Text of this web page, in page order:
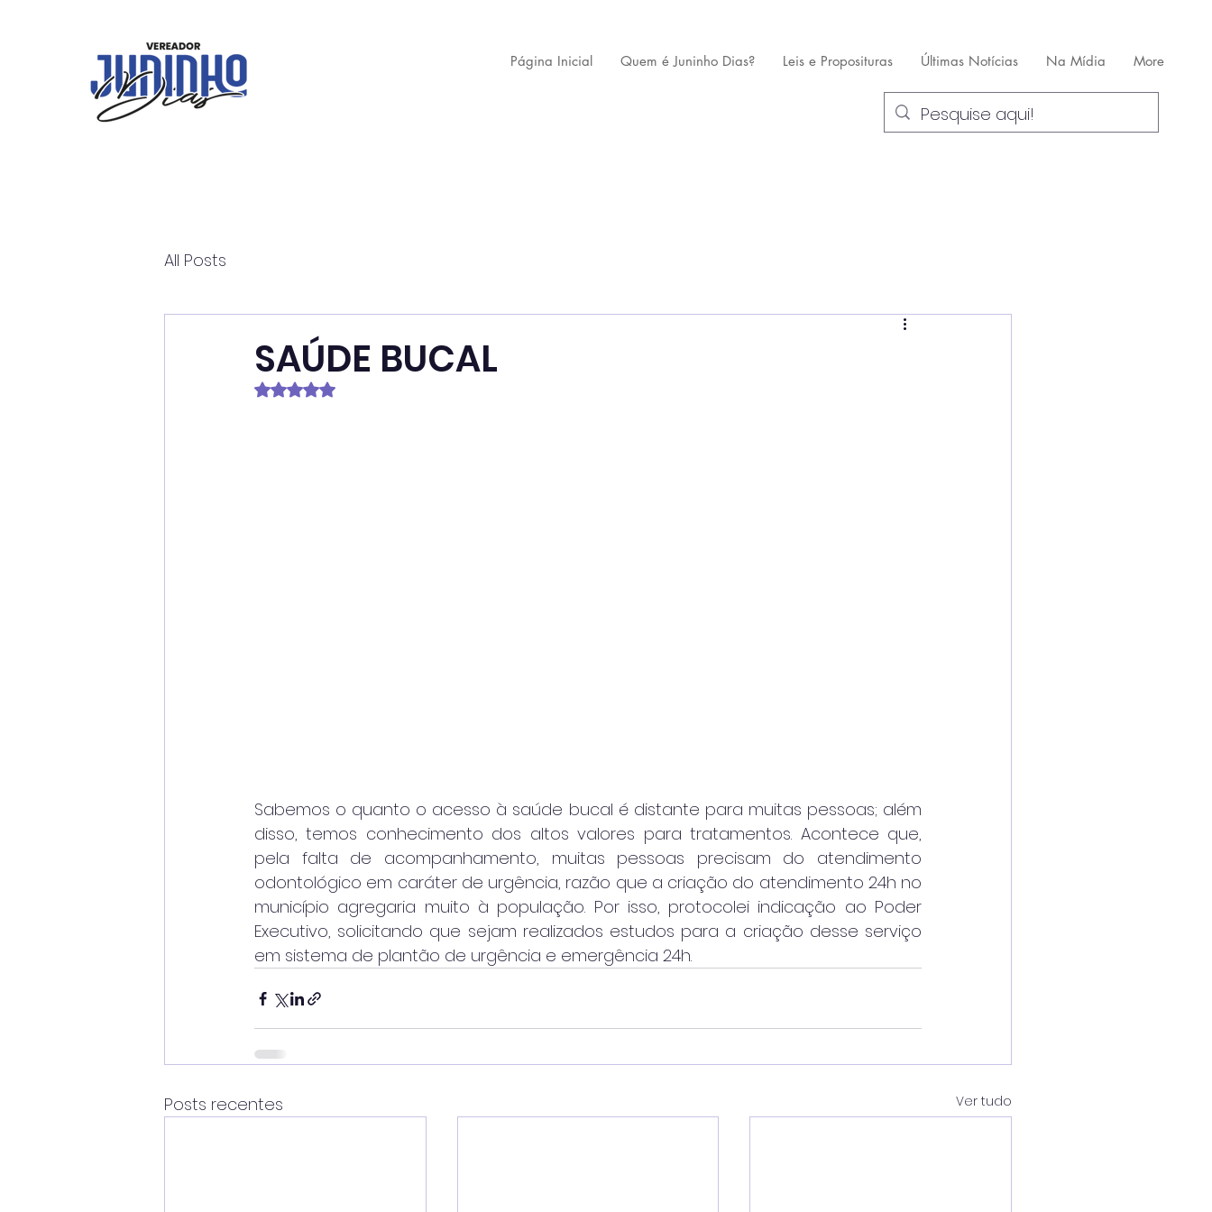
Página Inicial Quem é Juninho Dias? Leis e Proposituras Últimas Notícias Na Mídia More
All Posts
SAÚDE BUCAL
Avaliado com NaN de 5 estrelas.
Sabemos o quanto o acesso à saúde bucal é distante para muitas pessoas; além
disso, temos conhecimento dos altos valores para tratamentos. Acontece que,
pela falta de acompanhamento, muitas pessoas precisam do atendimento
odontológico em caráter de urgência, razão que a criação do atendimento 24h no
município agregaria muito à população. Por isso, protocolei indicação ao Poder
Executivo, solicitando que sejam realizados estudos para a criação desse serviço
em sistema de plantão de urgência e emergência 24h.
Posts recentes Ver tudo